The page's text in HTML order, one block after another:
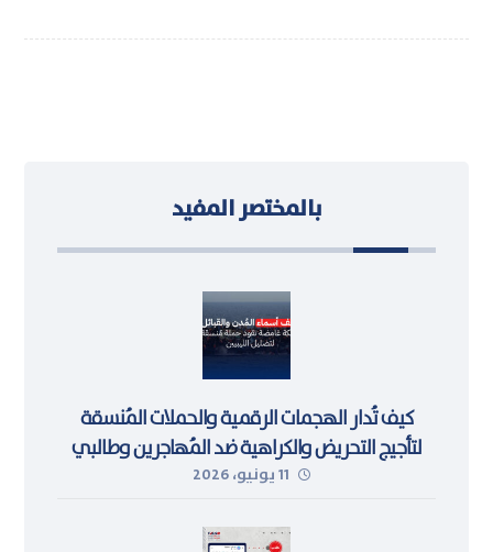
بالمختصر المفيد
كيف تُدار الهجمات الرقمية والحملات المُنسقة
لتأجيج التحريض والكراهية ضد المُهاجرين وطالبي
اللجوء في ليبيا
11 يونيو، 2026